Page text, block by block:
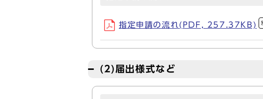
指定申請の流れ(PDF, 257.37KB)
(2)届出様式など